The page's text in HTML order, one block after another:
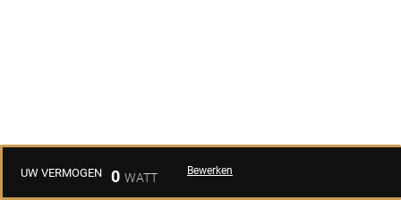
UW VERMOGEN 0 Bewerken